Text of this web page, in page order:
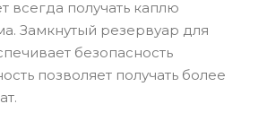
всегда получать каплю
Замкнутый резервуар для
безопасность
позволяет получать более